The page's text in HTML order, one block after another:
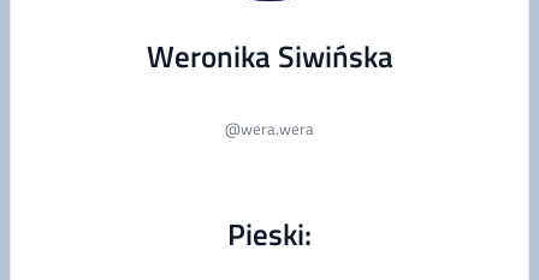
Weronika Siwińska
@wera.wera
Pieski: